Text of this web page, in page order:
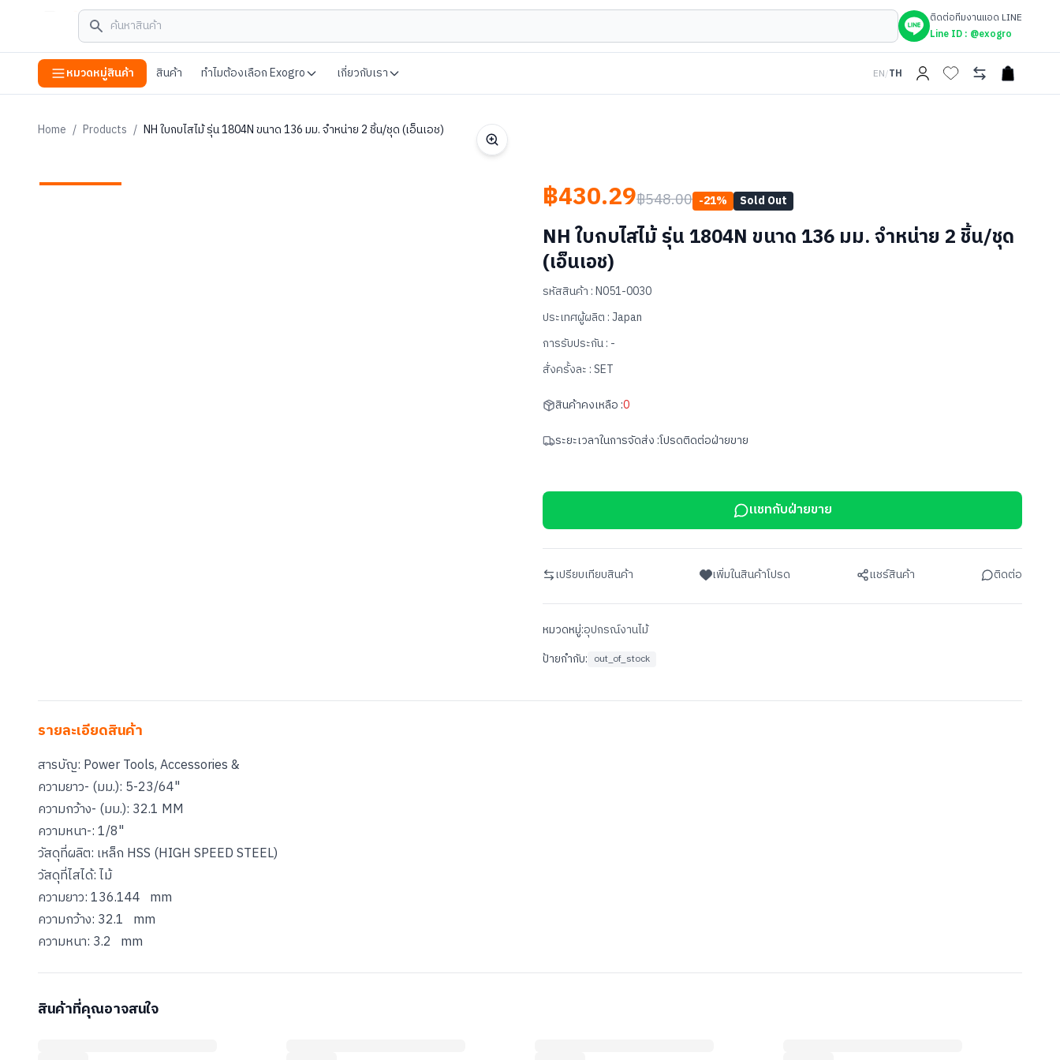
ติดต่อทีมงานแอด LINE
Line ID : @exogro
หมวดหมู่สินค้า สินค้า ทำไมต้องเลือก Exogro เกี่ยวกับเรา EN/TH open
Home / Products / NH ใบกบไสไม้ รุ่น 1804N ขนาด 136 มม. จำหน่าย 2 ชิ้น/ชุด (เอ็นเอช)
฿430.29฿548.00 -21% Sold Out
NH ใบกบไสไม้ รุ่น 1804N ขนาด 136 มม. จำหน่าย 2 ชิ้น/ชุด
(เอ็นเอช)
รหัสสินค้า :N051-0030
ประเทศผู้ผลิต :Japan
การรับประกัน : -
สั่งครั้งละ :SET
สินค้าคงเหลือ :0
ระยะเวลาในการจัดส่ง :โปรดติดต่อฝ่ายขาย
แชทกับฝ่ายขาย
เปรียบเทียบสินค้า เพิ่มในสินค้าโปรด แชร์สินค้า ติดต่อ
หมวดหมู่:อุปกรณ์งานไม้
ป้ายกำกับ: out_of_stock
รายละเอียดสินค้า
สารบัญ: Power Tools, Accessories &
ความยาว- (มม.): 5-23/64"
ความกว้าง- (มม.): 32.1 MM
ความหนา-: 1/8"
วัสดุที่ผลิต: เหล็ก HSS (HIGH SPEED STEEL)
วัสดุที่ไสได้: ไม้
ความยาว: 136.144 mm
ความกว้าง: 32.1 mm
สินค้าที่คุณอาจสนใจ